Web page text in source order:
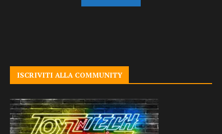
ISCRIVITI ALLA COMMUNITY